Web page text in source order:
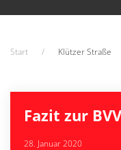
Start Klützer Straße
Fazit zur
28. Januar 2020